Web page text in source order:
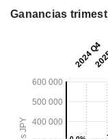
Ganancias